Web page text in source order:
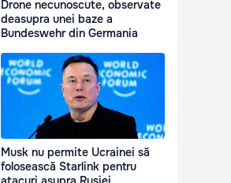
Drone necunoscute, observate
deasupra unei baze a
Bundeswehr din Germania
Musk nu permite Ucrainei să
folosească Starlink pentru